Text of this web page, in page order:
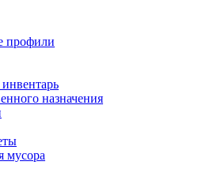
профили
назначения
мусора